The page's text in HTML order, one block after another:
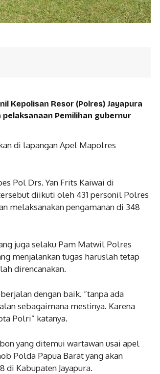
Kepolisan Resor (Polres) Jayapura
pelaksanaan Pemilihan gubernur
di lapangan Apel Mapolres
Pol Drs. Yan Frits Kaiwai di
diikuti oleh 431 personil Polres
melaksanakan pengamanan di 348
juga selaku Pam Matwil Polres
menjalankan tugas haruslah tetap
direncanakan.
dengan baik. “tanpa ada
sebagaimana mestinya. Karena
Polri” katanya.
yang ditemui wartawan usai apel
Polda Papua Barat yang akan
di Kabupaten Jayapura.